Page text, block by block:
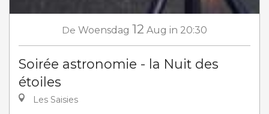
De Woensdag 12 Aug in 20:30
Soirée astronomie - la Nuit des
étoiles
Les Saisies